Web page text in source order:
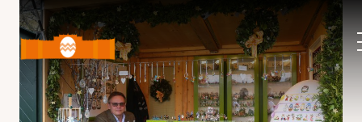
Ostermarkt
Schloss
Schönbrunn